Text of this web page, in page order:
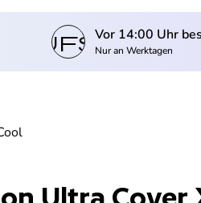
Vor 14:00 Uhr
Nur an Werktagen